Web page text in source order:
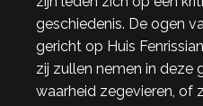
geschiedenis. De ogen
gericht op Huis
zij zullen nemen in deze
waarheid zegevieren, of